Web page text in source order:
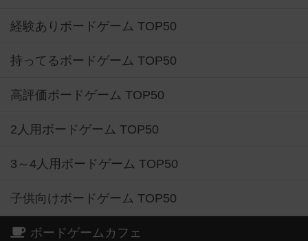
経験ありボードゲーム TOP50
持ってるボードゲーム TOP50
高評価ボードゲーム TOP50
2人用ボードゲーム TOP50
3～4人用ボードゲーム TOP50
子供向けボードゲーム TOP50
ボードゲームカフェ